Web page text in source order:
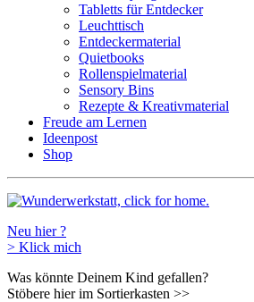
Tabletts für Entdecker
Leuchttisch
Entdeckermaterial
Quietbooks
Rollenspielmaterial
Sensory Bins
Rezepte & Kreativmaterial
Freude am Lernen
Ideenpost
Shop
Neu hier ?
> Klick mich
Was könnte Deinem Kind gefallen?
Stöbere hier im Sortierkasten >>